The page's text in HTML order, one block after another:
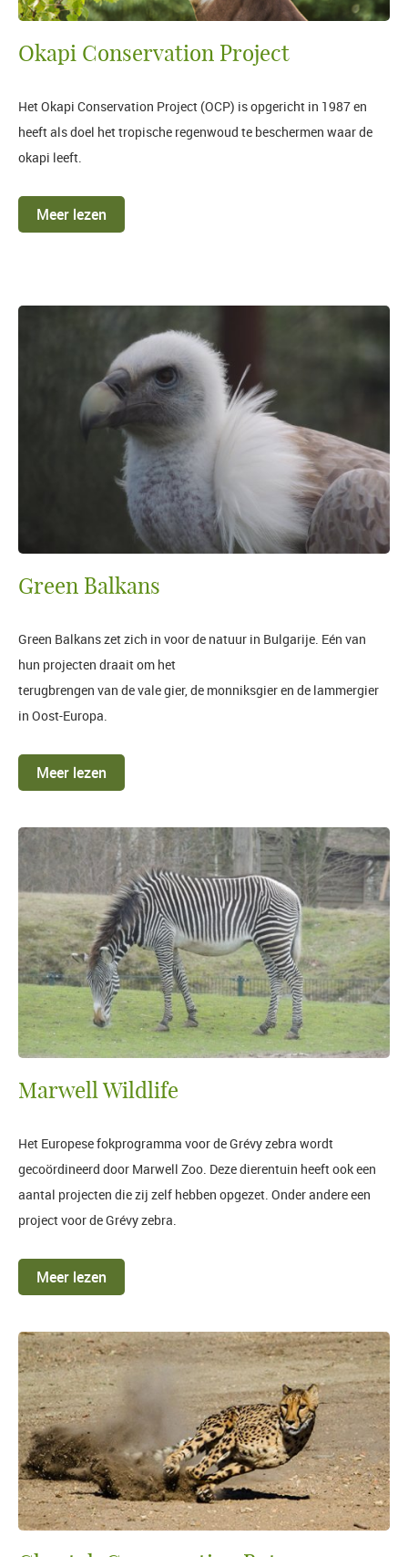
Okapi Conservation Project
Het Okapi Conservation Project (OCP) is opgericht in 1987 en
heeft als doel het tropische regenwoud te beschermen waar de
okapi leeft.
Meer lezen
Green Balkans
Green Balkans zet zich in voor de natuur in Bulgarije. Eén van
hun projecten draait om het
terugbrengen van de vale gier, de monniksgier en de lammergier
in Oost-Europa.
Meer lezen
Marwell Wildlife
Het Europese fokprogramma voor de Grévy zebra wordt
gecoördineerd door Marwell Zoo. Deze dierentuin heeft ook een
aantal projecten die zij zelf hebben opgezet. Onder andere een
project voor de Grévy zebra.
Meer lezen